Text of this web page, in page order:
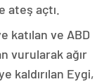
ateş açtı.
katılan ve ABD
vurularak ağır
kaldırılan Eygi,